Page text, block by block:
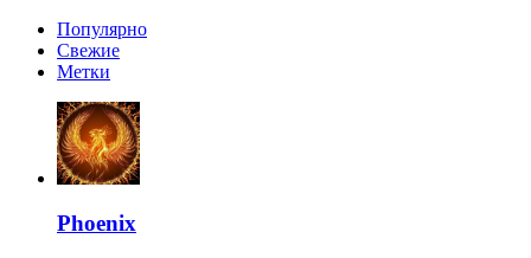
Популярно
Свежие
Метки
Phoenix